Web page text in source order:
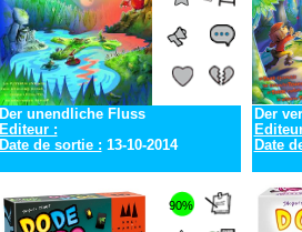
Der unendliche Fluss
Editeur :
Date de sortie : 13-10-2014
Der
Date
90%